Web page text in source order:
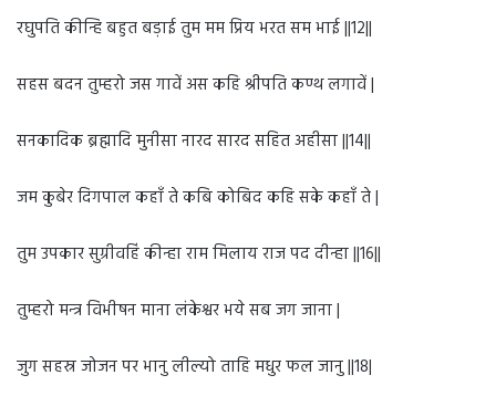
रघुपति कीन्हि बहुत बड़ाई तुम मम प्रिय भरत सम भाई ||12||
सहस बदन तुम्हरो जस गावें अस कहि श्रीपति कण्ठ लगावें |
सनकादिक ब्रह्मादि मुनीसा नारद सारद सहित अहीसा ||14||
जम कुबेर दिगपाल कहाँ ते कबि कोबिद कहि सके कहाँ ते |
तुम उपकार सुग्रीवहिं कीन्हा राम मिलाय राज पद दीन्हा ||16||
तुम्हरो मन्त्र विभीषन माना लंकेश्वर भये सब जग जाना |
जुग सहस्र जोजन पर भानु लील्यो ताहि मधुर फल जानु ||18|